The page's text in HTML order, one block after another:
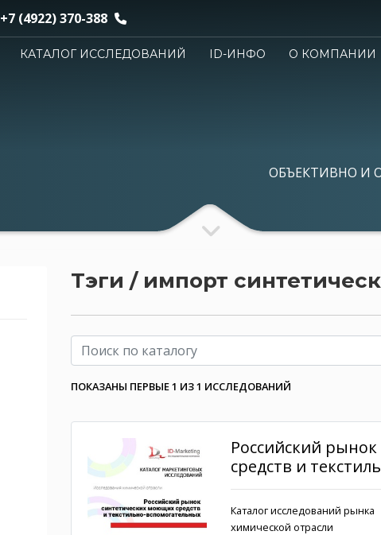
+7 (4922) 370-388
КАТАЛОГ ИССЛЕДОВАНИЙ ID-ИНФО О КОМПАНИИ
ОБЪЕКТИВНО И
Тэги / импорт
ПОКАЗАНЫ ПЕРВЫЕ 1 ИЗ 1 ИССЛЕДОВАНИЙ
Российский
средств и
Каталог исследований рынка
химической отрасли